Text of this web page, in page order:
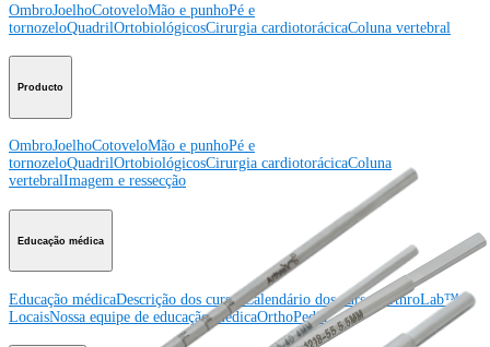
OmbroJoelhoCotoveloMão e punhoPé e
tornozeloQuadrilOrtobiológicosCirurgia cardiotorácicaColuna vertebral
Producto
OmbroJoelhoCotoveloMão e punhoPé e
tornozeloQuadrilOrtobiológicosCirurgia cardiotorácicaColuna
vertebralImagem e ressecção
Educação médica
Educação médicaDescrição dos cursosCalendário dos cursosArthroLab™ -
LocaisNossa equipe de educação médicaOrthoPedia